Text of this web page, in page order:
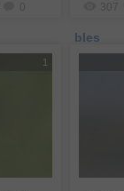
307
bles
1